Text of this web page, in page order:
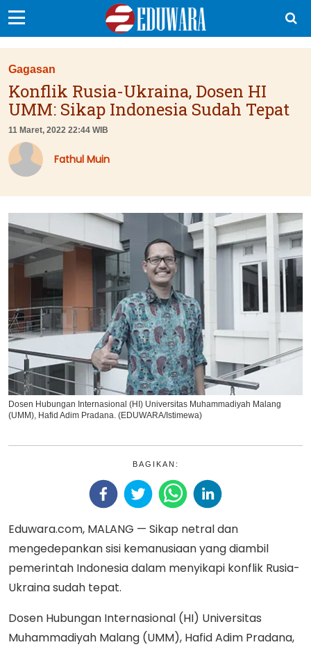
Vokasi
Kampus
Idea
EduDana
Ikuti Kami di:
Gagasan
Konflik Rusia-Ukraina, Dosen HI
UMM: Sikap Indonesia Sudah Tepat
11 Maret, 2022 22:44 WIB
Fathul Muin
Dosen Hubungan Internasional (HI) Universitas Muhammadiyah Malang
(UMM), Hafid Adim Pradana. (EDUWARA/Istimewa)
BAGIKAN:
Eduwara.com, MALANG — Sikap netral dan
mengedepankan sisi kemanusiaan yang diambil
pemerintah Indonesia dalam menyikapi konflik Rusia-
Ukraina sudah tepat.
Dosen Hubungan Internasional (HI) Universitas
Muhammadiyah Malang (UMM), Hafid Adim Pradana,